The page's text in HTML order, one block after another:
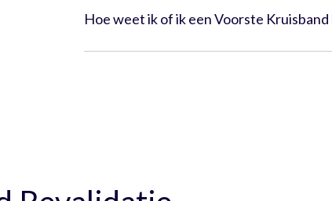
Hoe weet ik of ik een Voorste Kruisband